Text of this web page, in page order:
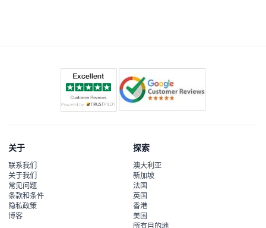
关于
联系我们
关于我们
常见问题
条款和条件
隐私政策
博客
探索
澳大利亚
新加坡
法国
英国
香港
美国
所有目的地